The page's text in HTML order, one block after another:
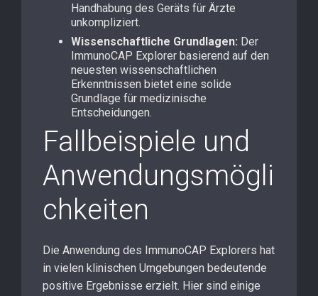
Handhabung des Geräts für Ärzte
unkompliziert.
Wissenschaftliche Grundlagen: Der
ImmunoCAP Explorer basierend auf den
neuesten wissenschaftlichen
Erkenntnissen bietet eine solide
Grundlage für medizinische
Entscheidungen.
Fallbeispiele und
Anwendungsmögli
chkeiten
Die Anwendung des ImmunoCAP Explorers hat
in vielen klinischen Umgebungen bedeutende
positive Ergebnisse erzielt. Hier sind einige